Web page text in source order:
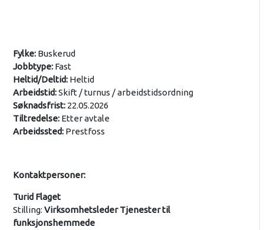
Fylke: Buskerud
Jobbtype: Fast
Heltid/Deltid: Heltid
Arbeidstid:Skift / turnus / arbeidstidsordning
Søknadsfrist: 22.05.2026
Tiltredelse: Etter avtale
Arbeidssted: Prestfoss
Kontaktpersoner:
Turid Flaget
Stilling: Virksomhetsleder Tjenester til
funksjonshemmede